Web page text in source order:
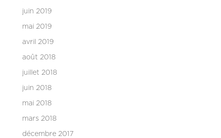
juin 2019
mai 2019
avril 2019
août 2018
juillet 2018
juin 2018
mai 2018
mars 2018
décembre 2017